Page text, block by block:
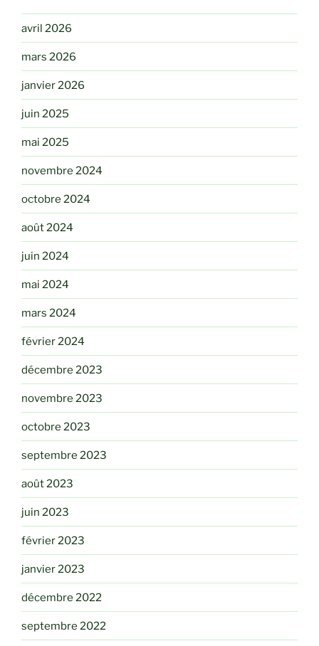
avril 2026
mars 2026
janvier 2026
juin 2025
mai 2025
novembre 2024
octobre 2024
août 2024
juin 2024
mai 2024
mars 2024
février 2024
décembre 2023
novembre 2023
octobre 2023
septembre 2023
août 2023
juin 2023
février 2023
janvier 2023
décembre 2022
septembre 2022